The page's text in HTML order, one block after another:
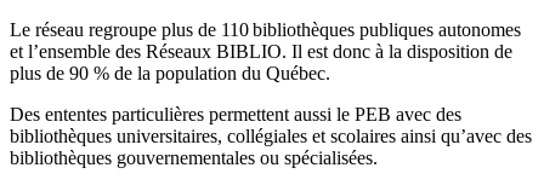
Le réseau regroupe plus de 110bibliothèques publiques autonomes
et l’ensemble des Réseaux BIBLIO. Il est donc à la disposition de
plus de 90 % de la population du Québec.
Des ententes particulières permettent aussi le PEB avec des
bibliothèques universitaires, collégiales et scolaires ainsi qu’avec des
bibliothèques gouvernementales ou spécialisées.